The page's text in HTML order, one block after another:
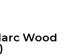
Wood